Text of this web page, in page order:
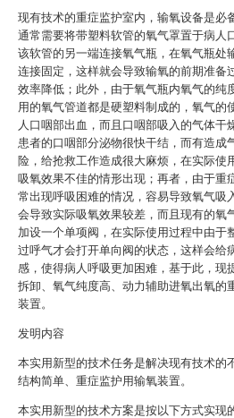
现有技术的重症监护室内，输氧设备是必
通常需要将带塑料软管的氧气罩置于病人
该软管的另一端连接氧气瓶，在氧气瓶处
连接固定，这样就会导致输氧的前期准备
效率降低；此外，由于氧气瓶内氧气的纯
用的氧气管道都是硬塑料制成的，氧气的
人口咽部出血，而且口咽部吸入的气体干
患者的口咽部分泌物很快干结，而有造成
险，给抢救工作造成很大麻烦，在实际使
吸氧效果不佳的情形出现；再者，由于重
常出现呼吸困难的情况，容易导致氧气吸
会导致实际吸氧效果较差，而且现有的氧
加设一个单项阀，在实际使用过程中由于
过呼气才会打开单向阀的状态，这样会给
感，使得病人呼吸更加困难，基于此，现
拆卸、氧气纯度高、动力辅助进氧出氧的
装置。
发明内容
本实用新型的技术任务是解决现有技术的
结构简单、重症监护用输氧装置。
本实用新型的技术方案是按以下方式实现